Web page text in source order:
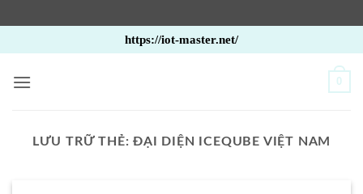
qua
nội
https://iot-master.net/
0
LƯU TRỮ THẺ:ĐẠI DIỆN ICEQUBE VIỆT NAM